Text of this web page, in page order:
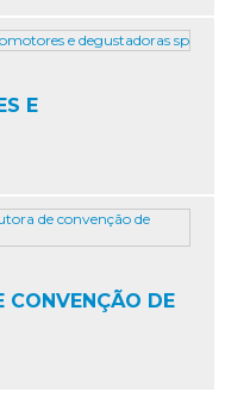
E
CONVENÇÃO DE